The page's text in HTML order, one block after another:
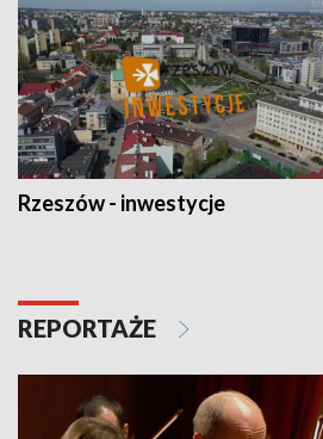
Rzeszów - inwestycje
REPORTAŻE